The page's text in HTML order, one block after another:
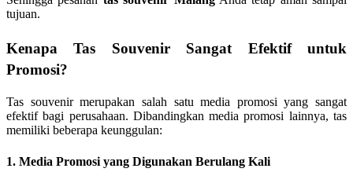
tujuan.
Kenapa Tas Souvenir Sangat Efektif untuk
Promosi?
Tas souvenir merupakan salah satu media promosi yang sangat
efektif bagi perusahaan. Dibandingkan media promosi lainnya, tas
memiliki beberapa keunggulan:
1. Media Promosi yang Digunakan Berulang Kali